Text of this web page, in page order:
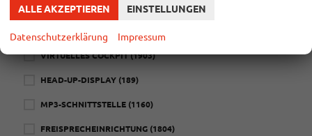
Infotainment
NAVIGATIONSSYSTEM
VIRTUELLES COCKPIT(1903)
HEAD-UP-DISPLAY (189)
MP3-SCHNITTSTELLE (1160)
FREISPRECHEINRICHTUNG (1804)
ALLE AKZEPTIEREN EINSTELLUNGEN
Datenschutzerklärung Impressum